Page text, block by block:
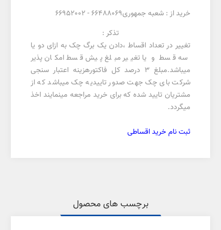
خرید از : شعبه جمهوری66488069 - 66952002
تذکر :
تغییر در تعداد اقساط ،دادن یک برگ چک به ازای دو یا
سه قسط و یا تغییر مبلغ پیش قسط امکان پذیر
میباشد.مبلغ 3 درصد کل فاکتورهزینه اعتبار سنجی
شرکت بای چک جهت صدور تاییدیه چک میباشد که از
مشتریان تایید شده که برای خرید مراجعه مینمایند اخذ
میگردد.
ثبت نام خرید اقساطی
برچسب های محصول